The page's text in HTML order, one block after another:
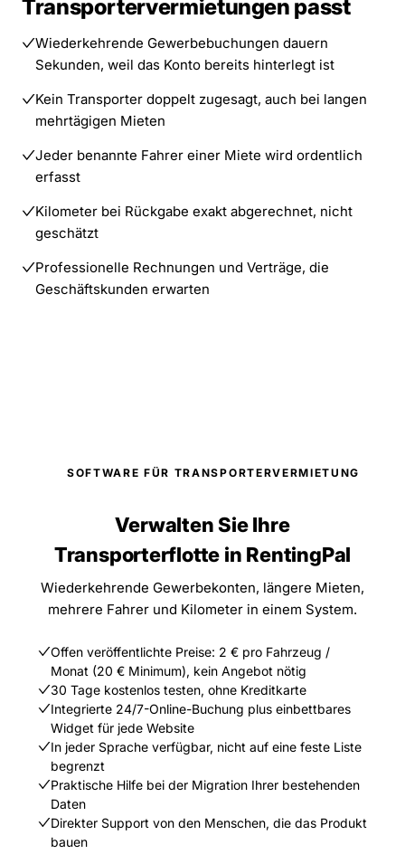
Transportervermietungen passt
Wiederkehrende Gewerbebuchungen dauern
Sekunden, weil das Konto bereits hinterlegt ist
Kein Transporter doppelt zugesagt, auch bei langen
mehrtägigen Mieten
Jeder benannte Fahrer einer Miete wird ordentlich
erfasst
Kilometer bei Rückgabe exakt abgerechnet, nicht
geschätzt
Professionelle Rechnungen und Verträge, die
Geschäftskunden erwarten
SOFTWARE FÜR TRANSPORTERVERMIETUNG
Verwalten Sie Ihre
Transporterflotte in RentingPal
Wiederkehrende Gewerbekonten, längere Mieten,
mehrere Fahrer und Kilometer in einem System.
Offen veröffentlichte Preise: 2 € pro Fahrzeug /
Monat (20 € Minimum), kein Angebot nötig
30 Tage kostenlos testen, ohne Kreditkarte
Integrierte 24/7-Online-Buchung plus einbettbares
Widget für jede Website
In jeder Sprache verfügbar, nicht auf eine feste Liste
begrenzt
Praktische Hilfe bei der Migration Ihrer bestehenden
Daten
Direkter Support von den Menschen, die das Produkt
bauen